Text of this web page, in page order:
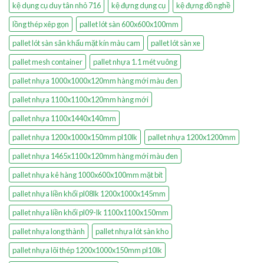
kệ dụng cụ duy tân nhỏ 716
kệ đựng dụng cụ
kệ đựng đồ nghề
lồng thép xêp gọn
pallet lót sàn 600x600x100mm
pallet lót sàn sân khấu mặt kín màu cam
pallet lót sàn xe
pallet mesh container
pallet nhựa 1.1 mét vuông
pallet nhựa 1000x1000x120mm hàng mới màu đen
pallet nhựa 1100x1100x120mm hàng mới
pallet nhựa 1100x1440x140mm
pallet nhựa 1200x1000x150mm pl10lk
pallet nhựa 1200x1200mm
pallet nhựa 1465x1100x120mm hàng mới màu đen
pallet nhựa kê hàng 1000x600x100mm mặt bít
pallet nhựa liền khối pl08lk 1200x1000x145mm
pallet nhựa liền khối pl09-lk 1100x1100x150mm
pallet nhựa long thành
pallet nhựa lót sàn kho
pallet nhựa lõi thép 1200x1000x150mm pl10lk